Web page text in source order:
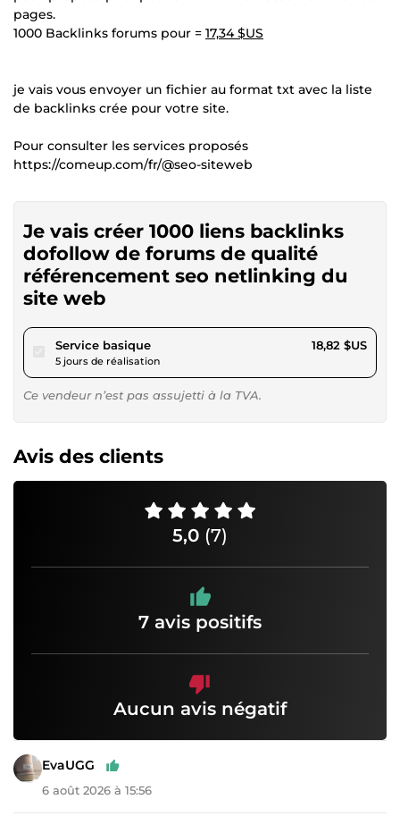
pages.
1000 Backlinks forums pour = 17,34 $US
je vais vous envoyer un fichier au format txt avec la liste
de backlinks crée pour votre site.
Pour consulter les services proposés
https://comeup.com/fr/@seo-siteweb
Je vais créer 1000 liens backlinks
dofollow de forums de qualité
référencement seo netlinking du
site web
Service basiquepour 17,34 $US
5 jours de réalisation
18,82 $US
Ce vendeur n’est pas assujetti à la TVA.
Avis des clients
5,0 (7)
7 avis positifs
Aucun avis négatif
EvaUGG
6 août 2026 à 15:56